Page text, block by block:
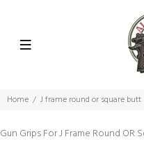
Home J frame round or square butt
Gun Grips For J Frame Round OR